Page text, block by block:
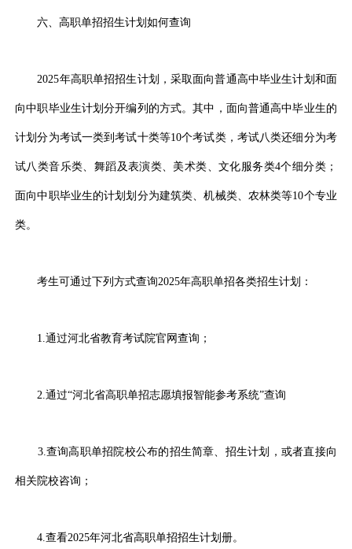
六、高职单招招生计划如何查询
2025年高职单招招生计划，采取面向普通高中毕业生计划和面
向中职毕业生计划分开编列的方式。其中，面向普通高中毕业生的
计划分为考试一类到考试十类等10个考试类，考试八类还细分为考
试八类音乐类、舞蹈及表演类、美术类、文化服务类4个细分类；
面向中职毕业生的计划划分为建筑类、机械类、农林类等10个专业
类。
考生可通过下列方式查询2025年高职单招各类招生计划：
1.通过河北省教育考试院官网查询；
2.通过“河北省高职单招志愿填报智能参考系统”查询
3.查询高职单招院校公布的招生简章、招生计划，或者直接向
相关院校咨询；
4.查看2025年河北省高职单招招生计划册。